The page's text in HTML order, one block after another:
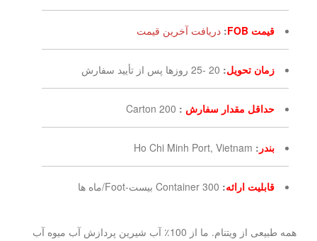
قیمت FOB : دریافت آخرین قیمت
زمان تحویل: 20 -25 روزها پس از تأیید سفارش
حداقل مقدار سفارش :
200 Carton
بندر :
Ho Chi Minh Port, Vietnam
قابلیت ارائه: 300 Container بیست-Foot/ماه ها
همه طبیعی از ویتنام. ما از 100٪ آب شیرین پردازش آب میوه آب